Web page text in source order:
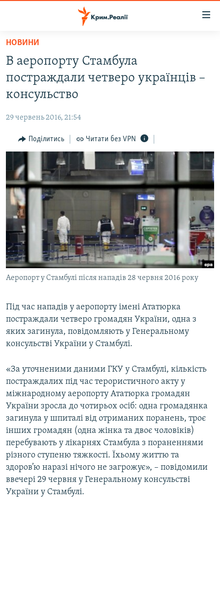
Перейти
основного
матеріалу
Перейти
до
основної
навігації
Перейти
до
пошуку
ВОДА.КРИМ
ВІДЕО ТА ФОТО
БЛОГИ
ПОГЛЯД
ВСЕ ЗА ДЕНЬ
СПЕЦПРОЕКТИ
ДЕПОРТАЦІЯ
ВІДЕОУРОКИ «ELIFBE»
СВІДЧЕННЯ ОКУПАЦІЇ
УКРАЇНСЬКА ПРОБЛЕМА КРИМУ
ІНФОГРАФІКА
ЯК ОБІЙТИ БЛОКУВАННЯ
Русский
Qırımtatar
ДОЛУЧАЙСЯ!
Усі сайти RFE/RL
НОВИНИ
В аеропорту Стамбула
постраждали четверо українців –
консульство
29 червень 2016, 21:54
Поділитись Читати без VPN
Аеропорт у Стамбулі після нападів 28 червня 2016 року
Під час нападів у аеропорту імені Ататюрка
постраждали четверо громадян України, одна з
яких загинула, повідомляють у Генеральному
консульстві України у Стамбулі.
«За уточненими даними ГКУ у Стамбулі, кількість
постраждалих під час терористичного акту у
міжнародному аеропорту Ататюрка громадян
України зросла до чотирьох осіб: одна громадянка
загинула у шпиталі від отриманих поранень, троє
інших громадян (одна жінка та двоє чоловіків)
перебувають у лікарнях Стамбула з пораненнями
різного ступеню тяжкості. Їхьому життю та
здоров’ю наразі нічого не загрожує», – повідомили
ввечері 29 червня у Генеральному консульстві
України у Стамбулі.